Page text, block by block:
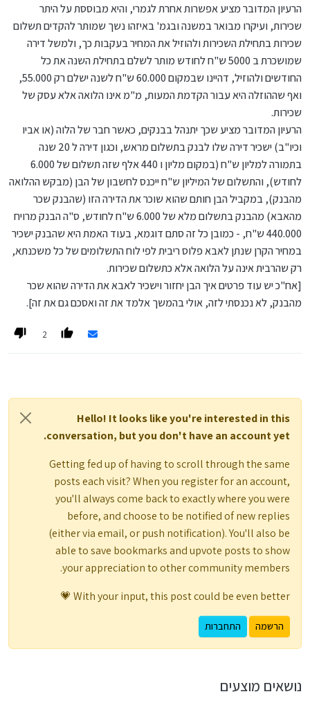
הרעיון המדובר מציע אפשרות אחרת לגמרי, והיא מבוססת על היתר
שכירות, ועיקרו מבואר במשנה ובגמ' באיזהו נשך שמותר להקדים תשלום
שכירות בתחילת השכירות ולהוזיל את המחיר בעקבות כך, ולמשל דירה
שמושכרת ב 5000 ש"ח לחודש מותר לשלם בתחילת השנה את כל
החודשים ולהוזיל, דהיינו שבמקום 60.000 ש"ח לשנה ישלם רק 55.000,
ואף שההוזלה היא עבור הקדמת המעות, מ"מ אינו הלואה אלא עסק של
שכירות.
הרעיון המדובר מציע שכך יתנהל בבנקים, כאשר חבר של הלוה (או אביו
וכיו"ב) ישכיר דירה שלו לבנק בתשלום מראש, וכגון דירה ל 20 שנה
בתמורה למליון ש"ח (במקום מליון ו 440 אלף שזה תשלום של 6.000
לחודש), והתשלום של המיליון ש"ח ייכנס לחשבון של הבן (מבקש ההלואה
מהבנק), במקביל הבן חותם שהוא שוכר את הדירה הזו (שהבנק שכר
מהאבא) מהבנק בתשלום מלא של 6.000 ש"ח לחודש, ס"ה הבנק מרויח
440.000 ש"ח, - כמובן כל זה סתם דוגמא, בעוד האמת היא שהבנק ישכיר
במחיר הקרן שנתן לאבא פלוס ריבית לפי לוח התשלומים של כל משכנתא,
רק שהרבית אינה על הלואה אלא כתשלום שכירות.
[אח"כ יש עוד פרטים איך הבן יחזור וישכיר לאבא את הדירה שהוא שכר
מהבנק, לא נכנסתי לזה, אולי בהמשך אלמד את זה ואסכם גם את זה].
2
Hello! It looks like you're interested in this
conversation, but you don't have an account yet.
Getting fed up of having to scroll through the same
posts each visit? When you register for an account,
you'll always come back to exactly where you were
before, and choose to be notified of new replies
(either via email, or push notification). You'll also be
able to save bookmarks and upvote posts to show
your appreciation to other community members.
With your input, this post could be even better 💗
הרשמה התחברות
נושאים מוצעים